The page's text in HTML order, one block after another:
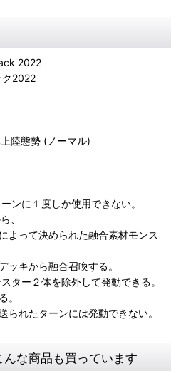
2022
2022
陸態勢 (ノーマル)
ンに１度しか使用できない。
、
よって決められた融合素材モンス
ッキから融合召喚する。
ター２体を除外して発動できる。
。
られたターンには発動できない。
な商品も買っています